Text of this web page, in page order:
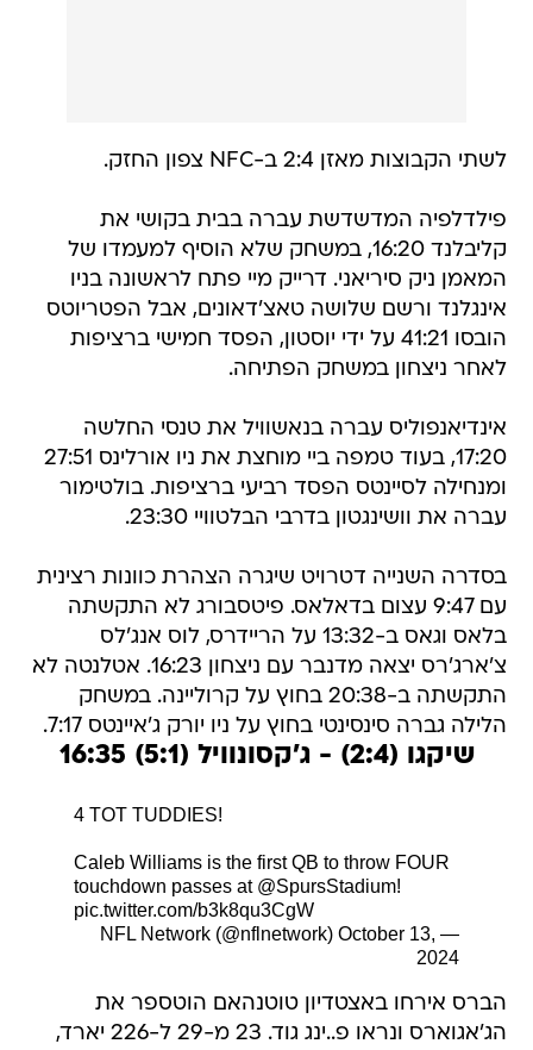
לשתי הקבוצות מאזן 2:4 ב-NFC צפון החזק.
פילדלפיה המדשדשת עברה בבית בקושי את
קליבלנד 16:20, במשחק שלא הוסיף למעמדו של
המאמן ניק סיריאני. דרייק מיי פתח לראשונה בניו
אינגלנד ורשם שלושה טאצ'דאונים, אבל הפטריוטס
הובסו 41:21 על ידי יוסטון, הפסד חמישי ברציפות
לאחר ניצחון במשחק הפתיחה.
אינדיאנפוליס עברה בנאשוויל את טנסי החלשה
17:20, בעוד טמפה ביי מוחצת את ניו אורלינס 27:51
ומנחילה לסיינטס הפסד רביעי ברציפות. בולטימור
עברה את וושינגטון בדרבי הבלטוויי 23:30.
בסדרה השנייה דטרויט שיגרה הצהרת כוונות רצינית
עם 9:47 עצום בדאלאס. פיטסבורג לא התקשתה
בלאס וגאס ב-13:32 על הריידרס, לוס אנג'לס
צ'ארג'רס יצאה מדנבר עם ניצחון 16:23. אטלנטה לא
התקשתה ב-20:38 בחוץ על קרוליינה. במשחק
הלילה גברה סינסינטי בחוץ על ניו יורק ג'איינטס 7:17.
שיקגו (2:4) - ג'קסונוויל (5:1) 16:35
4 TOT TUDDIES!
Caleb Williams is the first QB to throw FOUR
touchdown passes at @SpursStadium!
pic.twitter.com/b3k8qu3CgW
— NFL Network (@nflnetwork)
October 13,
2024
הברס אירחו באצטדיון טוטנהאם הוטספר את
הג'אגוארס ונראו פ..ינג גוד. 23 מ-29 ל-226 יארד,